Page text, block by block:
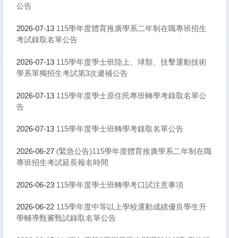
公告
2026-07-13 115學年度體育推廣學系二年制在職專班招生
考試錄取名單公告
2026-07-13 115學年度學士班陸上、球類、技擊運動技術
學系單獨招生考試第3次遞補公告
2026-07-13 115學年度學士原住民專班轉學考錄取名單公
告
2026-07-13 115學年度學士班轉學考錄取名單公告
2026-06-27 (緊急公告)115學年度體育推廣學系二年制在職
專班招生考試延長報名時間
2026-06-23 115學年度學士班轉學考口試注意事項
2026-06-22 115學年度中等以上學校運動成績優良學生升
學輔導甄審甄試錄取名單公告